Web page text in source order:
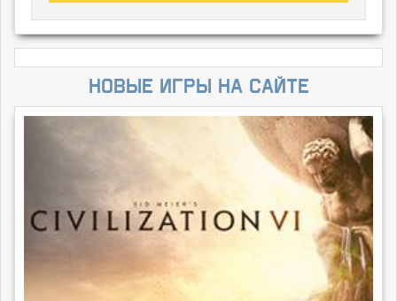
Новые игры на сайте